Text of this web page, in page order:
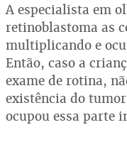
A especialista em
retinoblastoma as
multiplicando e
Então, caso a
exame de rotina,
existência do
ocupou essa parte